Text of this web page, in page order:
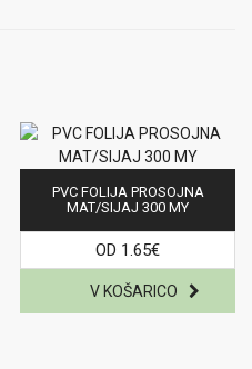
PVC FOLIJA PROSOJNA
MAT/SIJAJ 300 MY
OD 1.65€